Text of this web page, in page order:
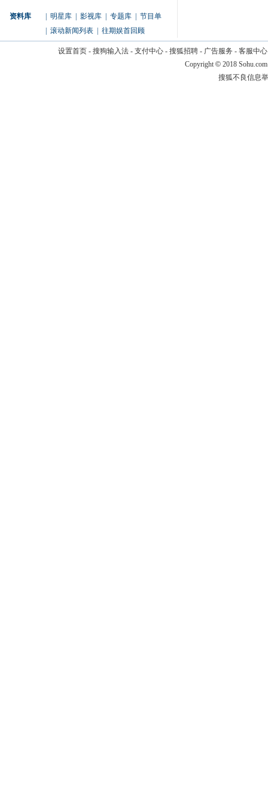
资料库 明星库 影视库 专题库
节目单
滚动新闻列表 往期娱首回顾
设置首页- 搜狗输入法- 支付中心- 搜狐招聘- 广告服务 - 客服中心
Copyright © 2018
搜狐不良信息